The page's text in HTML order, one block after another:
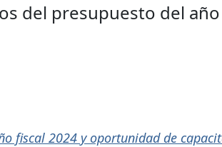
del presupuesto del
fiscal 2024 y oportunidad de